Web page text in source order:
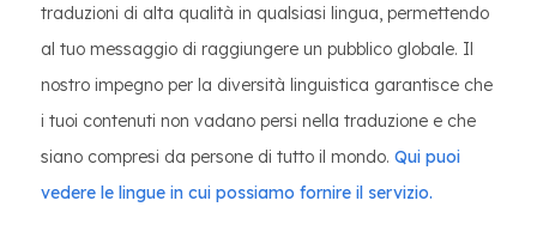
traduzioni di alta qualità in qualsiasi lingua, permettendo
al tuo messaggio di raggiungere un pubblico globale. Il
nostro impegno per la diversità linguistica garantisce che
i tuoi contenuti non vadano persi nella traduzione e che
siano compresi da persone di tutto il mondo. Qui puoi
vedere le lingue in cui possiamo fornire il servizio.